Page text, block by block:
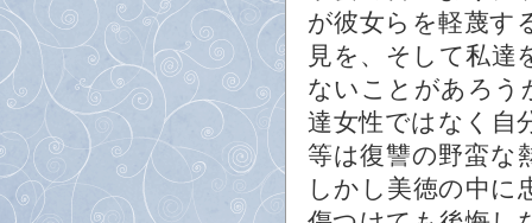
が彼女らを軽蔑す
見を、そして私達
ないことがあろう
達女性ではなく
等は復讐の野蛮な
しかし美徳の中